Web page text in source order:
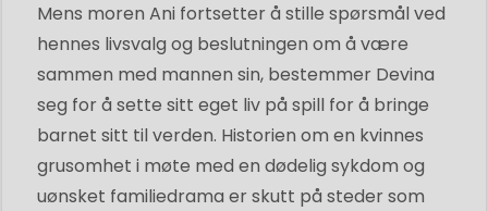
Mens moren Ani fortsetter å stille spørsmål ved
hennes livsvalg og beslutningen om å være
sammen med mannen sin, bestemmer Devina
seg for å sette sitt eget liv på spill for å bringe
barnet sitt til verden. Historien om en kvinnes
grusomhet i møte med en dødelig sykdom og
uønsket familiedrama er skutt på steder som